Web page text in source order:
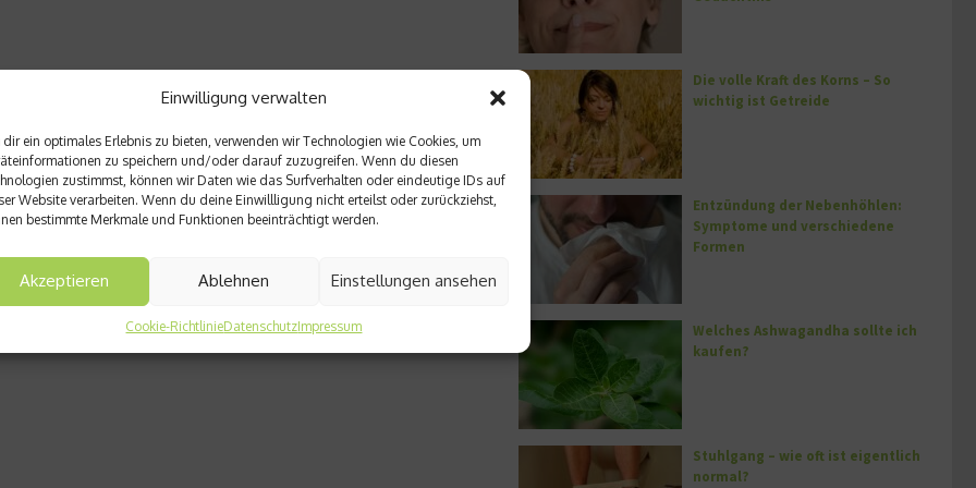
Einwilligung verwalten
dir ein optimales Erlebnis zu bieten, verwenden wir Technologien wie Cookies, um
zu speichern und/oder darauf zuzugreifen. Wenn du diesen
zustimmst, können wir Daten wie das Surfverhalten oder eindeutige IDs auf
Website verarbeiten. Wenn du deine Einwillligung nicht erteilst oder zurückziehst,
bestimmte Merkmale und Funktionen beeinträchtigt werden.
Akzeptieren Ablehnen Einstellungen ansehen
Cookie-RichtlinieDatenschutzImpressum
Die volle Kraft des Korns – So
wichtig ist Getreide
Entzündung der Nebenhöhlen:
Symptome und verschiedene
Formen
Welches Ashwagandha sollte ich
kaufen?
Stuhlgang – wie oft ist eigentlich
normal?